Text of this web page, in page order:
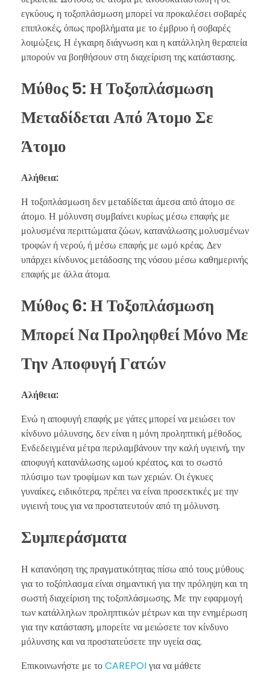
εγκύους, η τοξοπλάσμωση μπορεί να προκαλέσει σοβαρές
επιπλοκές, όπως προβλήματα με το έμβρυο ή σοβαρές
λοιμώξεις. Η έγκαιρη διάγνωση και η κατάλληλη θεραπεία
μπορούν να βοηθήσουν στη διαχείριση της κατάστασης.
Μύθος 5: Η Τοξοπλάσμωση
Μεταδίδεται Από Άτομο Σε
Άτομο
Αλήθεια:
Η τοξοπλάσμωση δεν μεταδίδεται άμεσα από άτομο σε
άτομο. Η μόλυνση συμβαίνει κυρίως μέσω επαφής με
μολυσμένα περιττώματα ζώων, κατανάλωσης μολυσμένων
τροφών ή νερού, ή μέσω επαφής με ωμό κρέας. Δεν
υπάρχει κίνδυνος μετάδοσης της νόσου μέσω καθημερινής
επαφής με άλλα άτομα.
Μύθος 6: Η Τοξοπλάσμωση
Μπορεί Να Προληφθεί Μόνο Με
Την Αποφυγή Γατών
Αλήθεια:
Ενώ η αποφυγή επαφής με γάτες μπορεί να μειώσει τον
κίνδυνο μόλυνσης, δεν είναι η μόνη προληπτική μέθοδος.
Ενδεδειγμένα μέτρα περιλαμβάνουν την καλή υγιεινή, την
αποφυγή κατανάλωσης ωμού κρέατος, και το σωστό
πλύσιμο των τροφίμων και των χεριών. Οι έγκυες
γυναίκες, ειδικότερα, πρέπει να είναι προσεκτικές με την
υγιεινή τους για να προστατευτούν από τη μόλυνση.
Συμπεράσματα
Η κατανόηση της πραγματικότητας πίσω από τους μύθους
για το τοξόπλασμα είναι σημαντική για την πρόληψη και τη
σωστή διαχείριση της τοξοπλάσμωσης. Με την εφαρμογή
των κατάλληλων προληπτικών μέτρων και την ενημέρωση
για την κατάσταση, μπορείτε να μειώσετε τον κίνδυνο
μόλυνσης και να προστατεύσετε την υγεία σας.
Επικοινωνήστε με τοCAREPOIγια να μάθετε